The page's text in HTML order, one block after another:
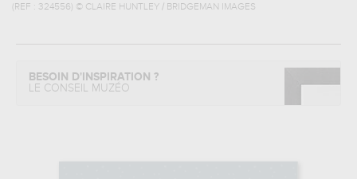
(REF : 324556) © CLAIRE HUNTLEY / BRIDGEMAN IMAGES
BESOIN D'INSPIRATION ?
LE CONSEIL MUZÉO